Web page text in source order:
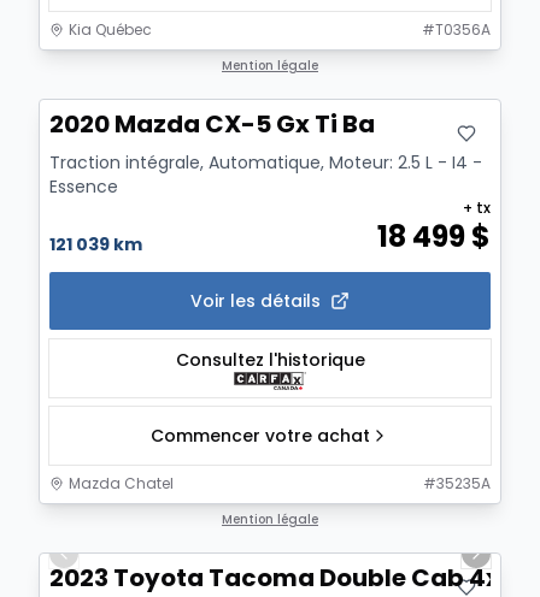
Kia Québec #T0356A
Mention légale
2020 Mazda CX-5 Gx Ti Ba
Traction intégrale, Automatique, Moteur: 2.5 L - I4 -
Essence
121 039 km 18 499$
+ tx
Voir les détails
Consultez l'historique
Commencer votre achat
Mazda Chatel #35235A
Mention légale
Previous slide
Next
2023 Toyota Tacoma Double Cab